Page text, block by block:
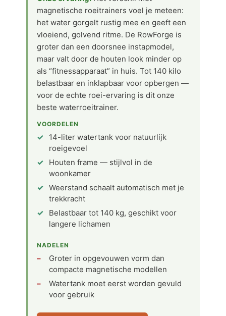
magnetische roeitrainers voel je meteen:
het water gorgelt rustig mee en geeft een
vloeiend, golvend ritme. De RowForge is
groter dan een doorsnee instapmodel,
maar valt door de houten look minder op
als “fitnessapparaat” in huis. Tot 140 kilo
belastbaar en inklapbaar voor opbergen —
voor de echte roei-ervaring is dit onze
beste waterroeitrainer.
VOORDELEN
14-liter watertank voor natuurlijk
roeigevoel
Houten frame — stijlvol in de
woonkamer
Weerstand schaalt automatisch met je
trekkracht
Belastbaar tot 140 kg, geschikt voor
langere lichamen
NADELEN
Groter in opgevouwen vorm dan
compacte magnetische modellen
Watertank moet eerst worden gevuld
voor gebruik